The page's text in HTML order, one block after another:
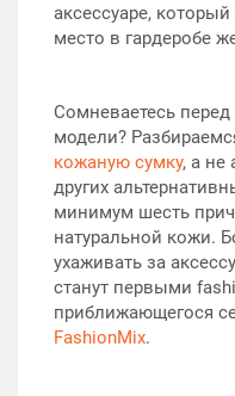
аксессуаре,
место в гардеробе
Сомневаетесь
модели?
кожаную сумку, а не
других
минимум шесть
натуральной кожи.
ухаживать за
станут первыми
приближающегося
FashionMix.